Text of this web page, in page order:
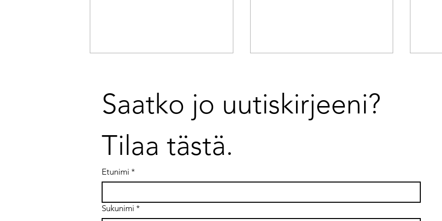
Mistä tunnistaa, milloin on
Saatko jo uutiskirjeeni?
Tilaa tästä.
Etunimi *
Sukunimi *